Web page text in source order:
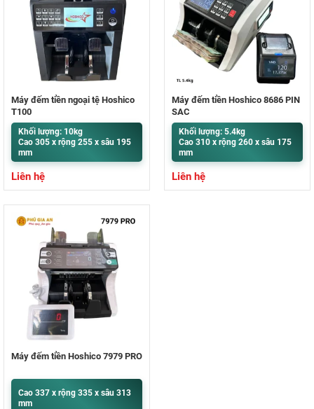
Máy đếm tiền ngoại tệ Hoshico
T100
Khối lượng: 10kg
Cao 305 x rộng 255 x sâu 195
mm
Liên hệ
Máy đếm tiền Hoshico 8686 PIN
SẠC
Khối lượng: 5.4kg
Cao 310 x rộng 260 x sâu 175
mm
Liên hệ
Máy đếm tiền Hoshico 7979 PRO
Cao 337 x rộng 335 x sâu 313
mm